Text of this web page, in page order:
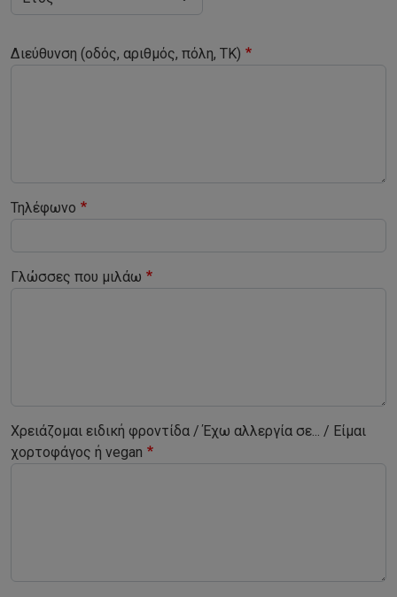
Διεύθυνση (οδός, αριθμός, πόλη, ΤΚ)
Τηλέφωνο
Γλώσσες που μιλάω
Χρειάζομαι ειδική φροντίδα / Έχω αλλεργία σε... / Είμαι
χορτοφάγος ή vegan